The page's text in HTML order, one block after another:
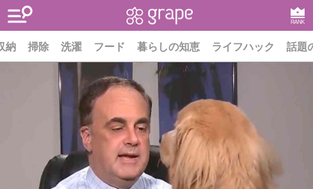
RANK
納 掃除 洗濯 フード 暮らしの知恵 ライフハック 話題